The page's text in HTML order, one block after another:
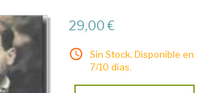
29,00 €
Sin Stock. Disponible en
7/10 días.